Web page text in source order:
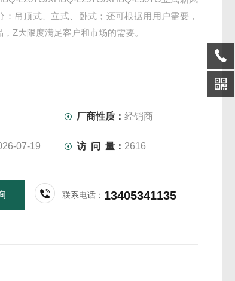
：吊顶式、立式、卧式；还可根据用用户需要，
Z大限度满足客户和市场的需要。
厂商性质：经销商
07-19 访 问 量： 2616
联系电话： 13405341135